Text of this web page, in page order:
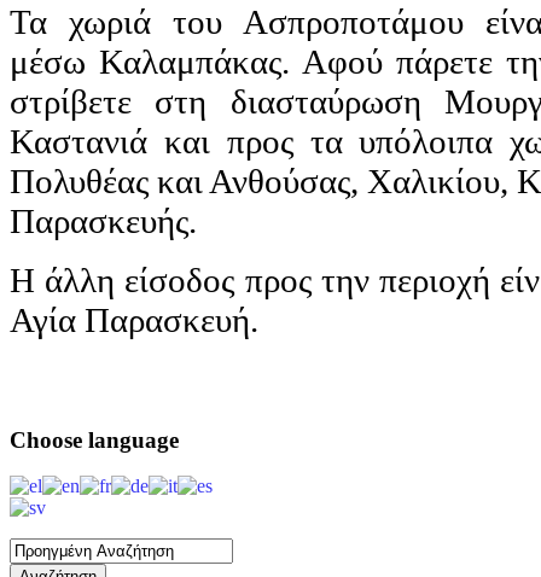
Τα χωριά του Ασπροποτάμου
μέσω Καλαμπάκας. Αφού πάρετε
στρίβετε στη διασταύρωση
Καστανιά και προς τα υπόλοιπα
Πολυθέας και Ανθούσας, Χαλικίου,
Παρασκευής.
Η άλλη είσοδος προς την περιοχή
Αγία Παρασκευή.
Choose language